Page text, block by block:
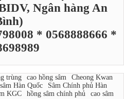
Ngân hàng An
* 0568888666 *
trùng cao hồng sâm
Cheong Kwan
Hàn Quốc
Sâm Chính phủ Hàn
KGC hồng sâm chính phủ
cao sâm